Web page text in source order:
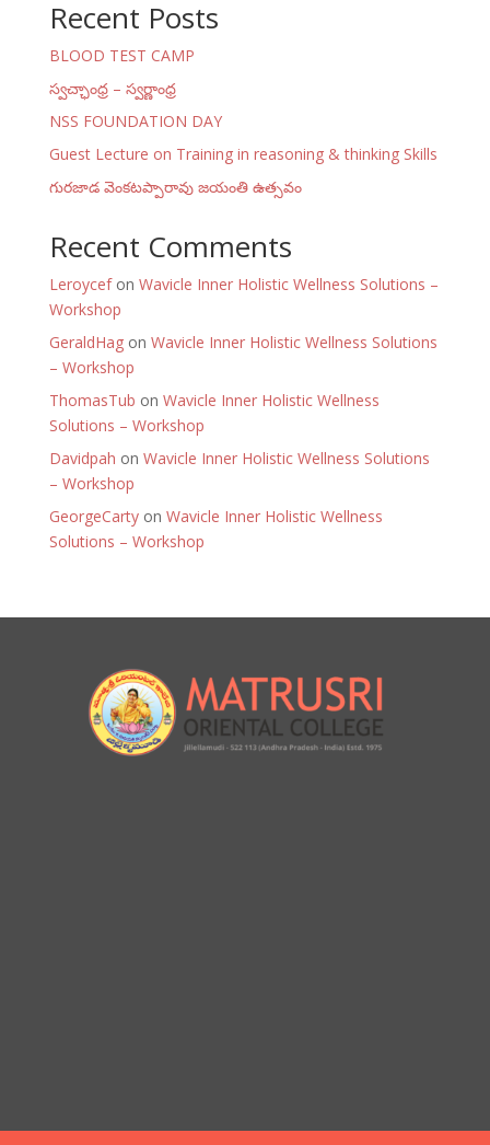
Recent Posts
BLOOD TEST CAMP
స్వచ్ఛాంధ్ర – స్వర్ణాంధ్ర
NSS FOUNDATION DAY
Guest Lecture on Training in reasoning & thinking Skills
గురజాడ వెంకటప్పారావు జయంతి ఉత్సవం
Recent Comments
Leroycefon Wavicle Inner Holistic Wellness Solutions –
Workshop
GeraldHagon Wavicle Inner Holistic Wellness Solutions
– Workshop
ThomasTub on Wavicle Inner Holistic Wellness
Solutions – Workshop
Davidpah on Wavicle Inner Holistic Wellness Solutions
– Workshop
GeorgeCartyon Wavicle Inner Holistic Wellness
Solutions – Workshop